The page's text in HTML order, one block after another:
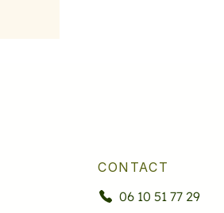
CONTACT
06 10 51 77 29